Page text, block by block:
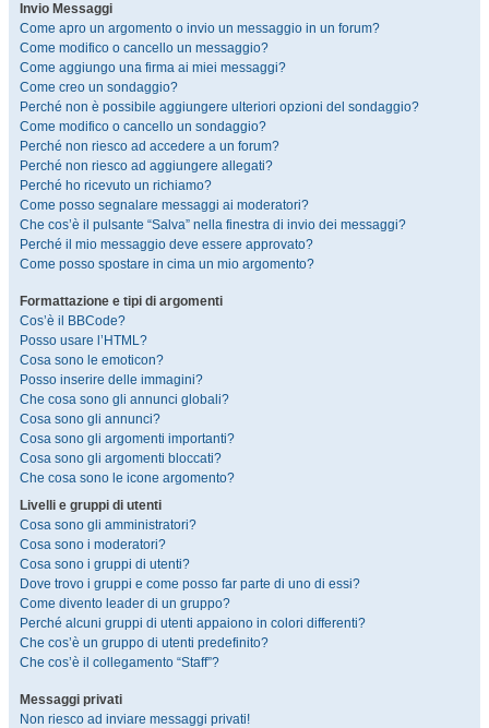
Invio Messaggi
Come apro un argomento o invio un messaggio in un forum?
Come modifico o cancello un messaggio?
Come aggiungo una firma ai miei messaggi?
Come creo un sondaggio?
Perché non è possibile aggiungere ulteriori opzioni del sondaggio?
Come modifico o cancello un sondaggio?
Perché non riesco ad accedere a un forum?
Perché non riesco ad aggiungere allegati?
Perché ho ricevuto un richiamo?
Come posso segnalare messaggi ai moderatori?
Che cos’è il pulsante “Salva” nella finestra di invio dei messaggi?
Perché il mio messaggio deve essere approvato?
Come posso spostare in cima un mio argomento?
Formattazione e tipi di argomenti
Cos’è il BBCode?
Posso usare l’HTML?
Cosa sono le emoticon?
Posso inserire delle immagini?
Che cosa sono gli annunci globali?
Cosa sono gli annunci?
Cosa sono gli argomenti importanti?
Cosa sono gli argomenti bloccati?
Che cosa sono le icone argomento?
Livelli e gruppi di utenti
Cosa sono gli amministratori?
Cosa sono i moderatori?
Cosa sono i gruppi di utenti?
Dove trovo i gruppi e come posso far parte di uno di essi?
Come divento leader di un gruppo?
Perché alcuni gruppi di utenti appaiono in colori differenti?
Che cos’è un gruppo di utenti predefinito?
Che cos’è il collegamento “Staff”?
Messaggi privati
Non riesco ad inviare messaggi privati!